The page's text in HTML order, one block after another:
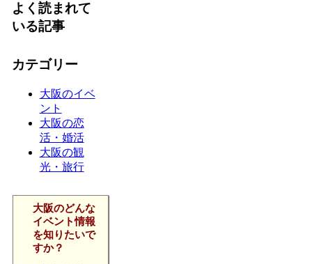
よく読まれて
いる記事
カテゴリー
大阪のイベ
ント
大阪の恋
活・婚活
大阪の観
光・旅行
大阪のどんな
イベント情報
を知りたいで
すか？